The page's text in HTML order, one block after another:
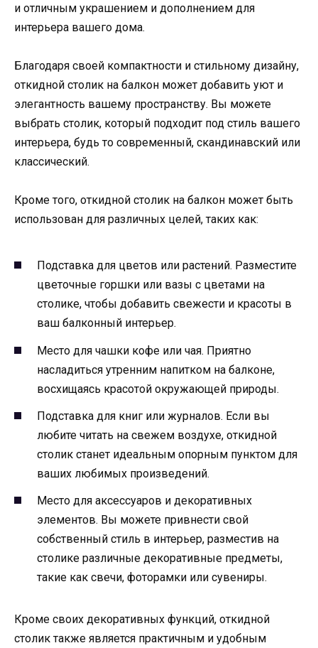
и отличным украшением и дополнением для
интерьера вашего дома.
Благодаря своей компактности и стильному дизайну,
откидной столик на балкон может добавить уют и
элегантность вашему пространству. Вы можете
выбрать столик, который подходит под стиль вашего
интерьера, будь то современный, скандинавский или
классический.
Кроме того, откидной столик на балкон может быть
использован для различных целей, таких как:
Подставка для цветов или растений. Разместите
цветочные горшки или вазы с цветами на
столике, чтобы добавить свежести и красоты в
ваш балконный интерьер.
Место для чашки кофе или чая. Приятно
насладиться утренним напитком на балконе,
восхищаясь красотой окружающей природы.
Подставка для книг или журналов. Если вы
любите читать на свежем воздухе, откидной
столик станет идеальным опорным пунктом для
ваших любимых произведений.
Место для аксессуаров и декоративных
элементов. Вы можете привнести свой
собственный стиль в интерьер, разместив на
столике различные декоративные предметы,
такие как свечи, фоторамки или сувениры.
Кроме своих декоративных функций, откидной
столик также является практичным и удобным